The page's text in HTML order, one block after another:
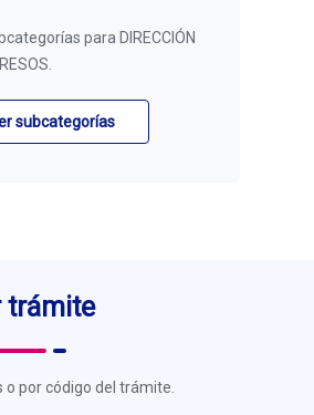
para DIRECCIÓN
subcategorías
trámite
por código del trámite.